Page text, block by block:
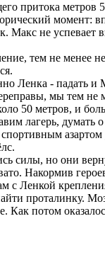
притока метров
момент:
Макс не успевает
тем не менее
Ленка - падать и
мы тем
50 метров, и
лагерь, думать
азартом
силы, но они
Накормив
с Ленкой
проталинку.
Как потом